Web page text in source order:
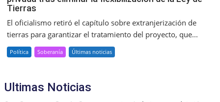
Tierras
El oficialismo retiró el capítulo sobre extranjerización de
tierras para garantizar el tratamiento del proyecto, que...
Política Soberanía Últimas noticias
Ultimas Noticias